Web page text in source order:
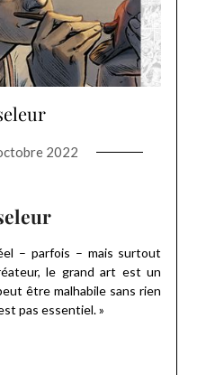
2022
– parfois – mais surtout
le grand art est un
être malhabile sans rien
pas essentiel. »